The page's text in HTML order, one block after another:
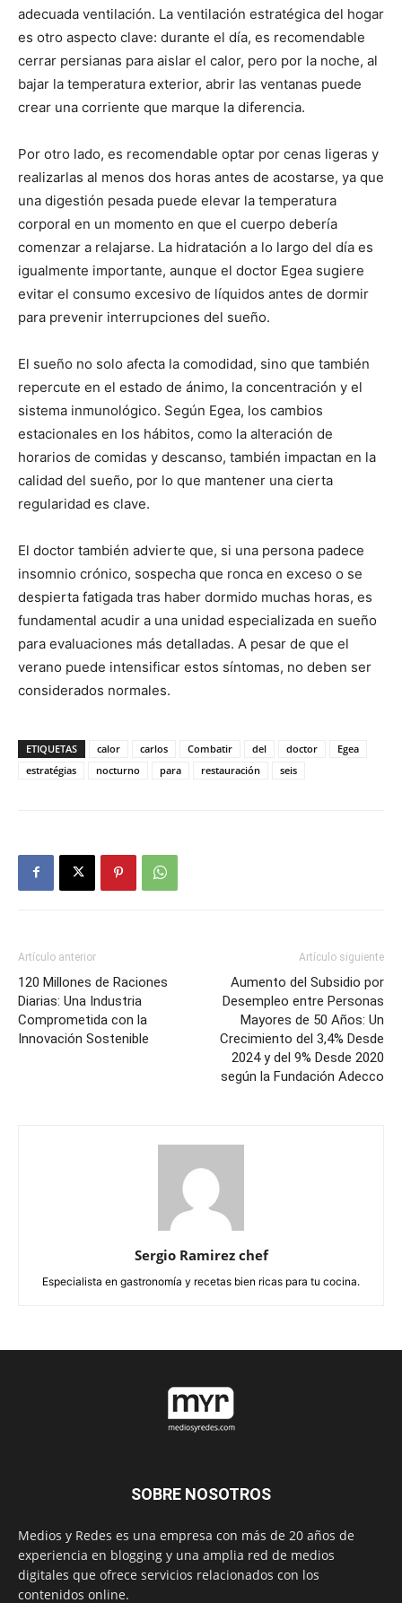
adecuada ventilación. La ventilación estratégica del hogar
es otro aspecto clave: durante el día, es recomendable
cerrar persianas para aislar el calor, pero por la noche, al
bajar la temperatura exterior, abrir las ventanas puede
crear una corriente que marque la diferencia.
Por otro lado, es recomendable optar por cenas ligeras y
realizarlas al menos dos horas antes de acostarse, ya que
una digestión pesada puede elevar la temperatura
corporal en un momento en que el cuerpo debería
comenzar a relajarse. La hidratación a lo largo del día es
igualmente importante, aunque el doctor Egea sugiere
evitar el consumo excesivo de líquidos antes de dormir
para prevenir interrupciones del sueño.
El sueño no solo afecta la comodidad, sino que también
repercute en el estado de ánimo, la concentración y el
sistema inmunológico. Según Egea, los cambios
estacionales en los hábitos, como la alteración de
horarios de comidas y descanso, también impactan en la
calidad del sueño, por lo que mantener una cierta
regularidad es clave.
El doctor también advierte que, si una persona padece
insomnio crónico, sospecha que ronca en exceso o se
despierta fatigada tras haber dormido muchas horas, es
fundamental acudir a una unidad especializada en sueño
para evaluaciones más detalladas. A pesar de que el
verano puede intensificar estos síntomas, no deben ser
considerados normales.
ETIQUETAS calor carlos Combatir del doctor
Egea
estratégias
nocturno para restauración seis
Artículo anterior
120 Millones de Raciones
Diarias: Una Industria
Comprometida con la
Innovación Sostenible
Artículo siguiente
Aumento del Subsidio por
Desempleo entre Personas
Mayores de 50 Años: Un
Crecimiento del 3,4% Desde
2024 y del 9% Desde 2020
según la Fundación Adecco
Sergio Ramirez chef
Especialista en gastronomía y recetas bien ricas para tu cocina.
SOBRE NOSOTROS
Medios y Redes es una empresa con más de 20 años de
experiencia en blogging y una amplia red de medios
digitales que ofrece servicios relacionados con los
contenidos online.